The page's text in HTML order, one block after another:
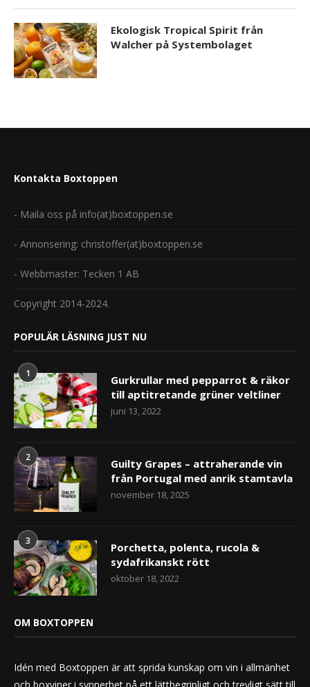
Ekologisk Tropical Spirit från
Walcher på Systembolaget
Kontakta Boxtoppen
- Maila oss på info(at)boxtoppen.se
- Annonsering: christoffer(at)boxtoppen.se
- Webbmaster: Tecken 1 AB
Copyright 2014-2024.
POPULÄR LÄSNING JUST NU
1
Gurkrullar med pepparrot & räkor
till aptitretande grüner veltliner
juni 13, 2022
2
Guilty Grapes – attraherande vin
från Portugal med anrik stamtavla
november 18, 2025
3
Porchetta, polenta, rucola &
sydafrikanskt rött
oktober 18, 2022
OM BOXTOPPEN
Idén med Boxtoppen är att sprida kunskap om vin i allmänhet